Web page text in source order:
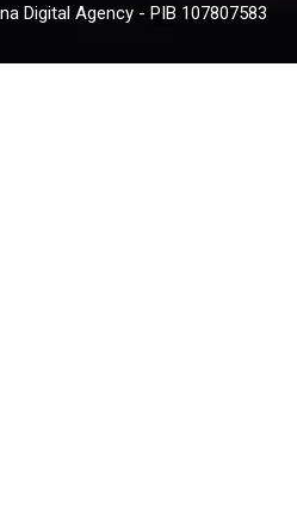
Digital Agency - PIB 107807583